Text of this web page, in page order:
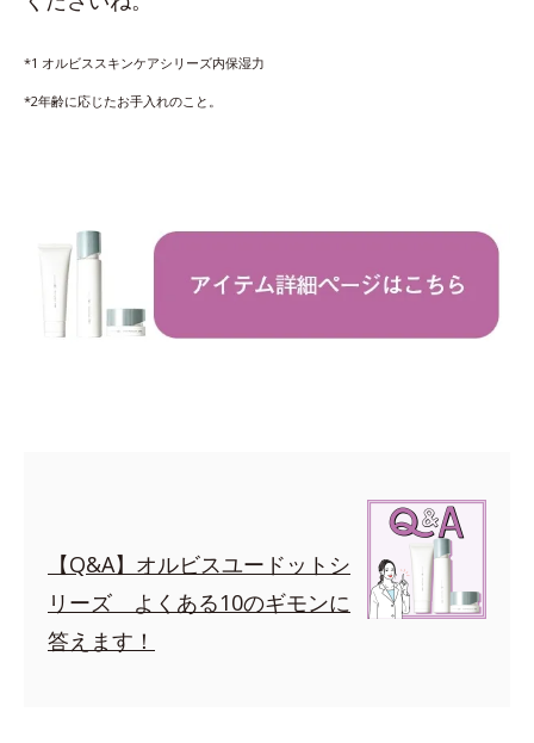
*1 オルビススキンケアシリーズ内保湿力
*2年齢に応じたお手入れのこと。
【Q&A】オルビスユードットシ
リーズ よくある10のギモンに
答えます！